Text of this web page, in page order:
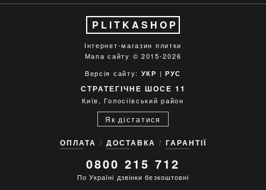
PLITKASHOP
Інтернет-магазин плитки
Мапа сайту © 2015-2026
Версія сайту: УКР | РУС
СТРАТЕГІЧНЕ ШОСЕ 11
Київ, Голосіївський район
Як дістатися
ОПЛАТА ДОСТАВКА ГАРАНТІЇ
0800 215 712
По Україні дзвінки безкоштовні